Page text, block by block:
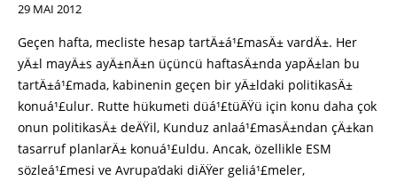
29 MAI 2012
Geçen hafta, mecliste hesap tartÄ±á¹£masÄ± vardÄ±. Her
yÄ±l mayÄ±s ayÄ±nÄ±n üçüncü haftasÄ±nda yapÄ±lan bu
tartÄ±á¹£mada, kabinenin geçen bir yÄ±ldaki politikasÄ±
konuá¹£ulur. Rutte hükumeti düá¹£tüÄŸü için konu daha çok
onun politikasÄ± deÄŸil, Kunduz anlaá¹£masÄ±ndan çÄ±kan
tasarruf planlarÄ± konuá¹£uldu. Ancak, özellikle ESM
sözleá¹£mesi ve Avrupa’daki diÄŸer geliá¹£meler,